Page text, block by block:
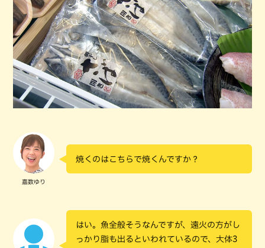
嘉数ゆり
焼くのはこちらで焼くんですか？
はい。魚全般そうなんですが、遠火の方がし
っかり脂も出るといわれているので、大体3